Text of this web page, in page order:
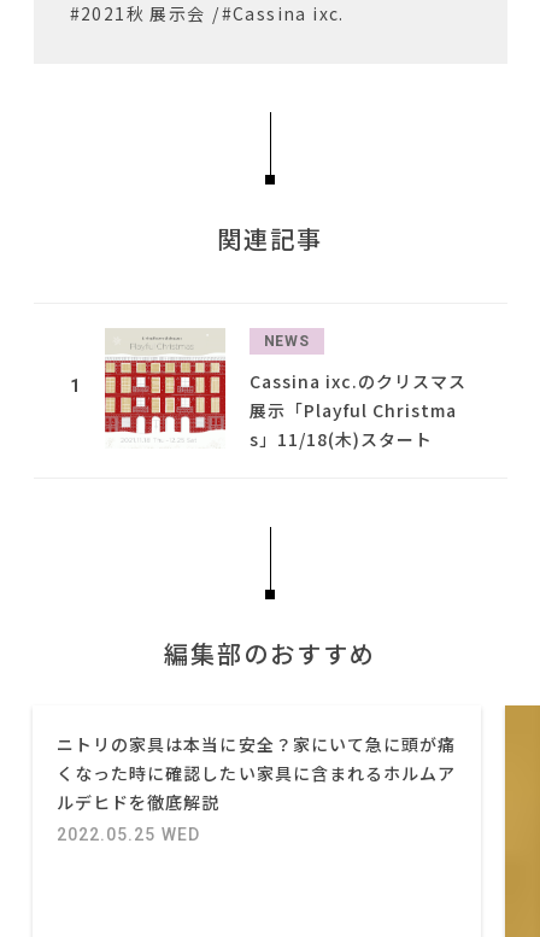
#2021秋 展示会 /#Cassina ixc.
関連記事
1
NEWS
Cassina ixc.のクリスマス
展示「Playful Christma
s」11/18(木)スタート
編集部のおすすめ
ニトリの家具は本当に安全？家にいて急に頭が痛
くなった時に確認したい家具に含まれるホルムア
ルデヒドを徹底解説
2022.05.25 WED